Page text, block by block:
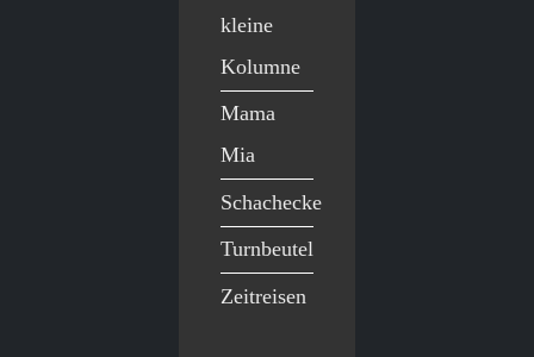
kleine
Kolumne
Mama
Mia
Schachecke
Turnbeutel
Zeitreisen